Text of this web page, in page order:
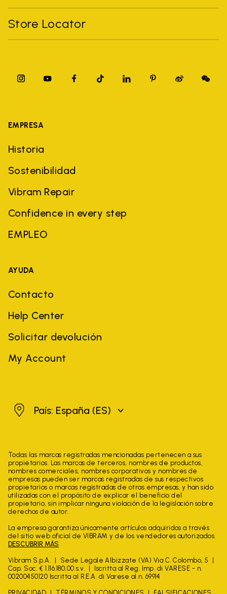
Store Locator
EMPRESA
Historia
Sostenibilidad
Vibram Repair
Confidence in every step
EMPLEO
AYUDA
Contacto
Help Center
Solicitar devolución
My Account
EspañaPaís: España (ES)
Todas las marcas registradas mencionadas pertenecen a sus
propietarios. Las marcas de terceros, nombres de productos,
nombres comerciales, nombres corporativos y nombres de
empresas pueden ser marcas registradas de sus respectivos
propietarios o marcas registradas de otras empresas, y han sido
utilizadas con el propósito de explicar el beneficio del
propietario, sin implicar ninguna violación de la legislación sobre
derechos de autor.
La empresa garantiza únicamente artículos adquiridos a través
del sitio web oficial de VIBRAM y de los vendedores autorizados.
DESCUBRIR MÁS
Vibram S.p.A.
Sede Legale Albizzate (VA) Via C. Colombo, 5
Cap. Soc. € 1.116.180,00 s.v.
Iscritta al Reg. Imp. di VARESE - n.
00200450120 Iscritta al R.E.A. di Varese al n. 69914